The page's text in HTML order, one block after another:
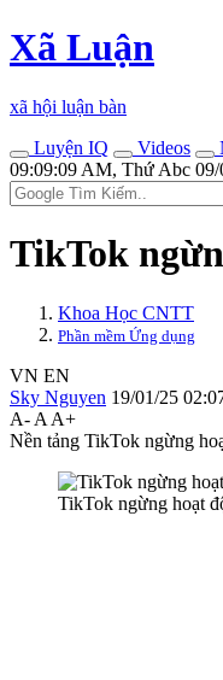
Xã Luận
xã hội luận bàn
Luyện IQ
Videos
09:09:09 AM, Thứ Abc 09/
TikTok
Khoa Học CNTT
Phần mềm Ứng dụng
VN EN
Sky Nguyen 19/01/25
A- A A+
Nền tảng TikTok ngừng
TikTok ngừng hoạt